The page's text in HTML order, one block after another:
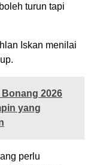
turun tapi
Iskan menilai
2026
yang
perlu